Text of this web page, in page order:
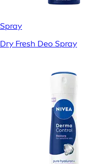
Spray
Dry Fresh Deo Spray